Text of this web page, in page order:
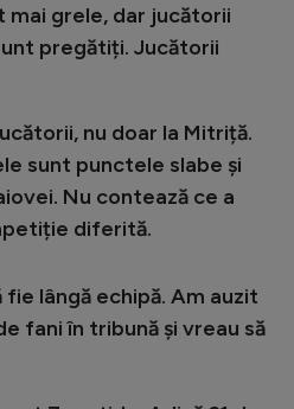
mai grele, dar jucătorii
pregătiți. Jucătorii
nu doar la Mitriță.
sunt punctele slabe și
Nu contează ce a
diferită.
lângă echipă. Am auzit
fani în tribună și vreau să